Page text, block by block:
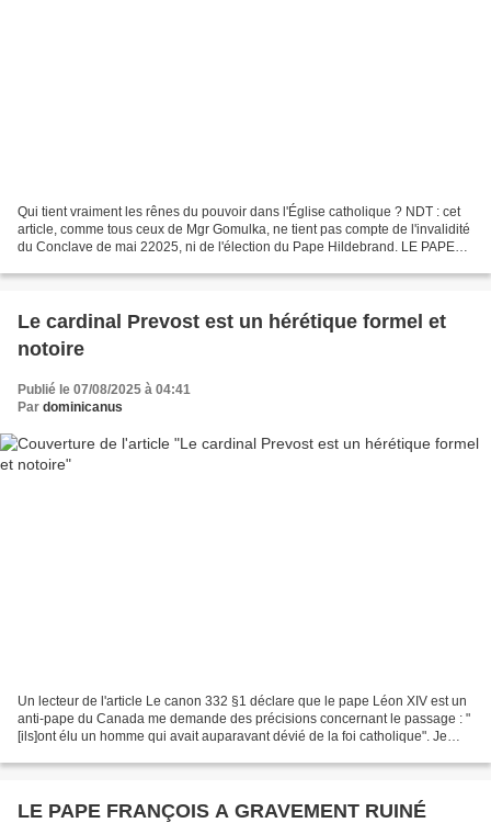
Qui tient vraiment les rênes du pouvoir dans l'Église catholique ? NDT : cet
article, comme tous ceux de Mgr Gomulka, ne tient pas compte de l'invalidité
du Conclave de mai 22025, ni de l'élection du Pape Hildebrand. LE PAPE
Le cardinal Prevost est un hérétique formel et
notoire
Publié le 07/08/2025 à 04:41
Par dominicanus
Un lecteur de l'article Le canon 332 §1 déclare que le pape Léon XIV est un
anti-pape du Canada me demande des précisions concernant le passage : "
[ils]ont élu un homme qui avait auparavant dévié de la foi catholique". Je
LE PAPE FRANÇOIS A GRAVEMENT RUINÉ